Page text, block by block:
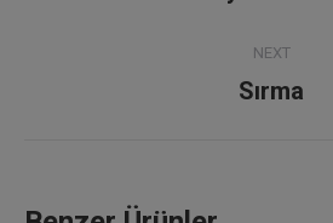
NEXT
Next
Sırma